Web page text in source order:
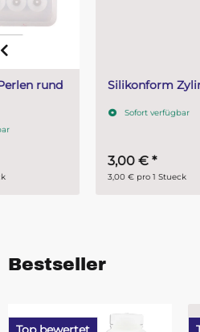
Silikonform Zylinder
Bestseller